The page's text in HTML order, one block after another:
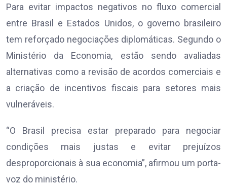
Para evitar impactos negativos no fluxo comercial
entre Brasil e Estados Unidos, o governo brasileiro
tem reforçado negociações diplomáticas. Segundo o
Ministério da Economia, estão sendo avaliadas
alternativas como a revisão de acordos comerciais e
a criação de incentivos fiscais para setores mais
vulneráveis.
“O Brasil precisa estar preparado para negociar
condições mais justas e evitar prejuízos
desproporcionais à sua economia”, afirmou um porta-
voz do ministério.